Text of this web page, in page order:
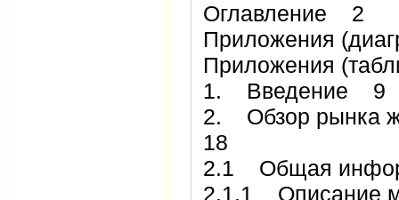
Оглавление 2
Приложения
Приложения
1. Введение 9
2. Обзор рынка
18
2.1 Общая
2.1.1 Описание